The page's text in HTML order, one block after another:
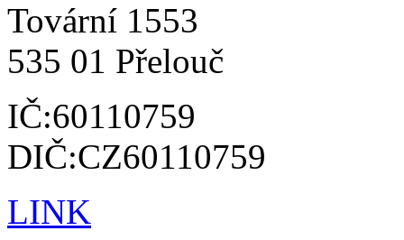
Tovární 1553
535 01 Přelouč
IČ:60110759
DIČ:CZ60110759
LINK